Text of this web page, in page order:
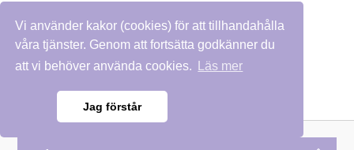
Vi använder kakor (cookies) för att tillhandahålla
våra tjänster. Genom att fortsätta godkänner du
att vi behöver använda cookies.
Läs mer
Jag förstår